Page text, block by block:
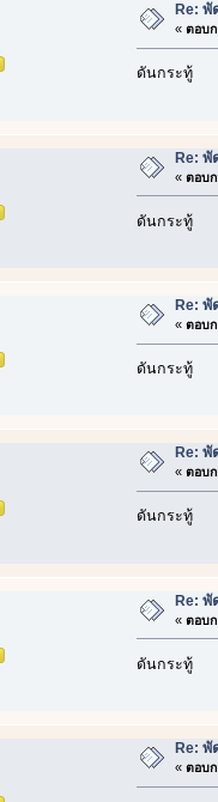
Re:
« ตอบก
ดันกระทู้
Re: พั
« ตอบก
ดันกระทู้
Re:
« ตอบก
ดันกระทู้
Re:
« ตอบก
ดันกระทู้
Re:
« ตอบก
ดันกระทู้
Re:
« ตอบก